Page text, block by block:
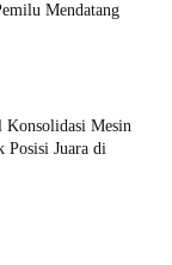
Mendatang
Konsolidasi Mesin
Posisi Juara di